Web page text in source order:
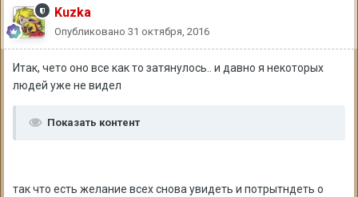
Kuzka
Опубликовано 31 октября, 2016
Итак, чето оно все как то затянулось.. и давно я некоторых
людей уже не видел
Показать контент
так что есть желание всех снова увидеть и потрытндеть о